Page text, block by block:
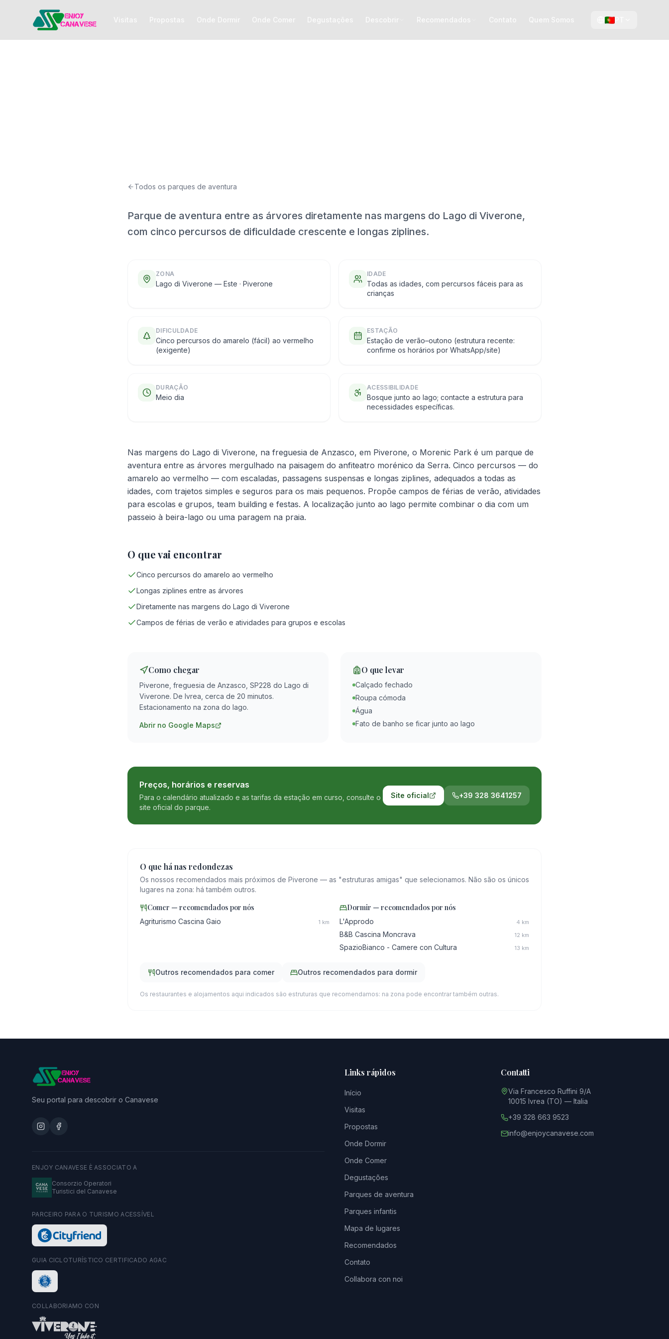
Visitas Propostas Onde Dormir Onde Comer Degustações Descobrir Recomendados Contato Quem Somos
Todos os parques de aventura
Parque de aventura entre as árvores diretamente nas margens do Lago di Viverone,
com cinco percursos de dificuldade crescente e longas ziplines.
ZONA
Lago di Viverone — Este · Piverone
IDADE
Todas as idades, com percursos fáceis para as
crianças
DIFICULDADE
Cinco percursos do amarelo (fácil) ao vermelho
(exigente)
ESTAÇÃO
Estação de verão–outono (estrutura recente:
confirme os horários por WhatsApp/site)
DURAÇÃO
Meio dia
ACESSIBILIDADE
Bosque junto ao lago; contacte a estrutura para
necessidades específicas.
Nas margens do Lago di Viverone, na freguesia de Anzasco, em Piverone, o Morenic Park é um parque de
aventura entre as árvores mergulhado na paisagem do anfiteatro morénico da Serra. Cinco percursos — do
amarelo ao vermelho — com escaladas, passagens suspensas e longas ziplines, adequados a todas as
idades, com trajetos simples e seguros para os mais pequenos. Propõe campos de férias de verão, atividades
para escolas e grupos, team building e festas. A localização junto ao lago permite combinar o dia com um
passeio à beira-lago ou uma paragem na praia.
O que vai encontrar
Cinco percursos do amarelo ao vermelho
Longas ziplines entre as árvores
Diretamente nas margens do Lago di Viverone
Campos de férias de verão e atividades para grupos e escolas
Como chegar
Piverone, freguesia de Anzasco, SP228 do Lago di
Viverone. De Ivrea, cerca de 20 minutos.
Estacionamento na zona do lago.
Abrir no Google Maps
O que levar
Calçado fechado
Roupa cómoda
Água
Fato de banho se ficar junto ao lago
Preços, horários e reservas
Para o calendário atualizado e as tarifas da estação em curso, consulte o
site oficial do parque.
Site oficial +39 328 3641257
O que há nas redondezas
Os nossos recomendados mais próximos de Piverone — as "estruturas amigas" que selecionamos. Não são os únicos
lugares na zona: há também outros.
Comer — recomendados por nós
Agriturismo Cascina Gaio 1 km
Dormir — recomendados por nós
L'Approdo 4 km
B&B Cascina Moncrava 12 km
SpazioBianco - Camere con Cultura 13 km
Outros recomendados para comer Outros recomendados para dormir
Os restaurantes e alojamentos aqui indicados são estruturas que recomendamos: na zona pode encontrar também outras.
Seu portal para descobrir o Canavese
ENJOY CANAVESE È ASSOCIATO A
Consorzio Operatori
Turistici del Canavese
PARCEIRO PARA O TURISMO ACESSÍVEL
GUIA CICLOTURÍSTICO CERTIFICADO AGAC
COLLABORIAMO CON
Links rápidos
Início
Visitas
Propostas
Onde Dormir
Onde Comer
Degustações
Parques de aventura
Parques infantis
Mapa de lugares
Recomendados
Contato
Collabora con noi
Contatti
Via Francesco Ruffini 9/A
10015 Ivrea (TO) — Italia
+39 328 663 9523
info@enjoycanavese.com